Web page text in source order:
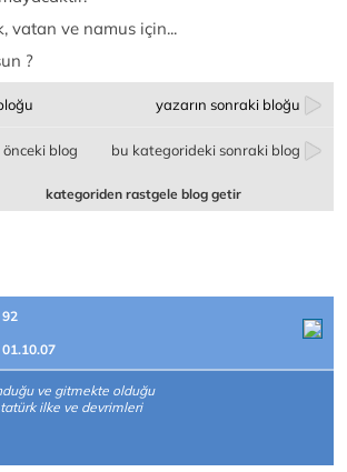
vatan ve namus için...
?
yazarın sonraki bloğu
blog bu kategorideki sonraki blog
kategoriden rastgele blog getir
92
01.10.07
ve gitmekte olduğu
ilke ve devrimleri